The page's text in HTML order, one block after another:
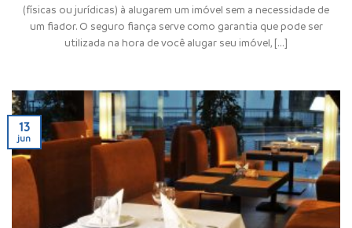
(físicas ou jurídicas) à alugarem um imóvel sem a necessidade de
um fiador. O seguro fiança serve como garantia que pode ser
utilizada na hora de você alugar seu imóvel, [...]
13
jun